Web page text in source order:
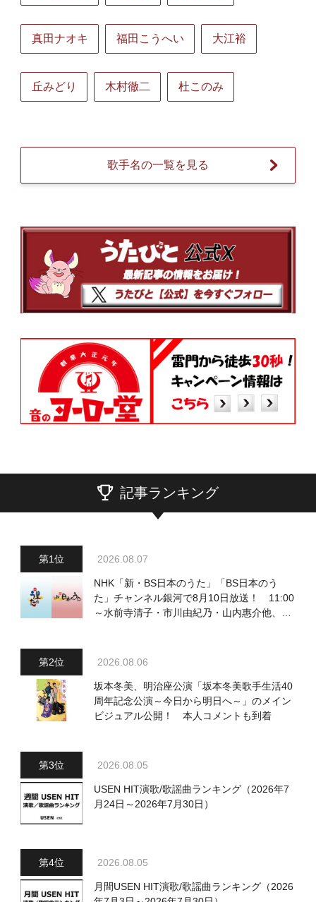
真田ナオキ 福田こうへい 大江裕
丘みどり 木村徹二 杜このみ
歌手名の一覧を見る
記事ランキング
2026.08.07
NHK「新・BS日本のうた」「BS日本のう
た」チャンネル銀河で8月10日放送！ 11:00
～水前寺清子・市川由紀乃・山内惠介他、
2026.08.06
坂本冬美、明治座公演「坂本冬美歌手生活40
周年記念公演～今日から明日へ～」のメイン
ビジュアル公開！ 本人コメントも到着
2026.08.05
USEN HIT演歌/歌謡曲ランキング（2026年7
月24日～2026年7月30日）
2026.08.05
月間USEN HIT演歌/歌謡曲ランキング（2026